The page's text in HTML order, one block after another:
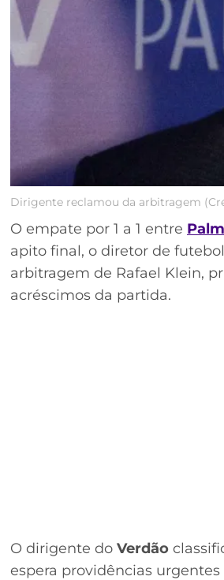
Dirigente reclamou da arbitragem
O empate por 1 a 1 entre
apito final, o diretor de
arbitragem de Rafael Klein,
acréscimos da partida.
O dirigente do Verdão
espera providências